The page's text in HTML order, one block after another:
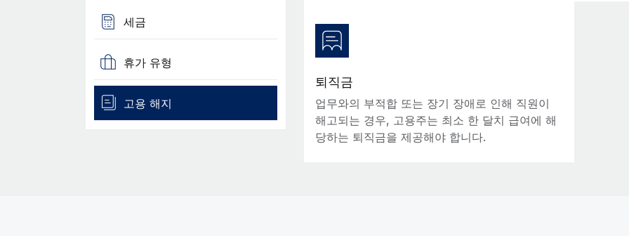
세금
휴가 유형
고용 해지
퇴직금
업무와의 부적합 또는 장기 장애로 인해 직원이
해고되는 경우, 고용주는 최소 한 달치 급여에 해
당하는 퇴직금을 제공해야 합니다.